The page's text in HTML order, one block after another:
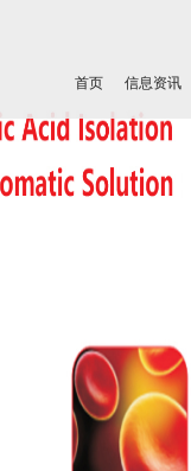
首页 信息资讯
首页 信息资讯